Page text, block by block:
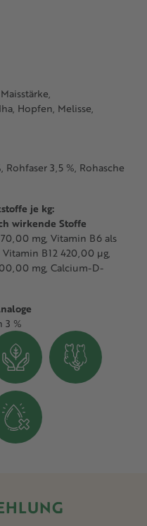
Hopfen, Melisse,
3,5 %, Rohasche
je kg:
wirkende Stoffe
mg, Vitamin B6 als
B12 420,00 µg,
mg, Calcium-D-
3 %